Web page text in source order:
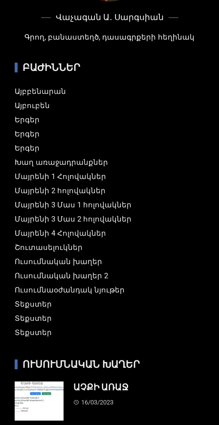
Վաչագան Ա․ Սարգսիան
Գրող, բանաստեղծ, դասագրքերի հեղինակ
ԲԱԺԻՆՆԵՐ
Այբբենարան
Այբուբեն
Երգեր
Երգեր
Երգեր
Խաղ առաջադրանքներ
Մայրենի 1 Հոլովակներ
Մայրենի 2 հոլովակներ
Մայրենի 3 Մաս 1 հոլովակներ
Մայրենի 3 Մաս 2 հոլովակներ
Մայրենի 4 Հոլովակներ
Շուտասելուկներ
Ուսումնական խաղեր
Ուսումնական խաղեր 2
Ուսումնաօժանդակ նյութեր
Տեքստեր
Տեքստեր
Տեքստեր
ՈՒՍՈՒՄՆԱԿԱՆ ԽԱՂԵՐ
ԱՉՔԻ ԱՌԱՋ
16/03/2023